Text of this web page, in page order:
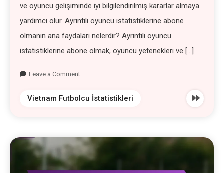
ve oyuncu gelişiminde iyi bilgilendirilmiş kararlar almaya
yardımcı olur. Ayrıntılı oyuncu istatistiklerine abone
olmanın ana faydaları nelerdir? Ayrıntılı oyuncu
istatistiklerine abone olmak, oyuncu yetenekleri ve […]
Leave a Comment
Vietnam Futbolcu İstatistikleri